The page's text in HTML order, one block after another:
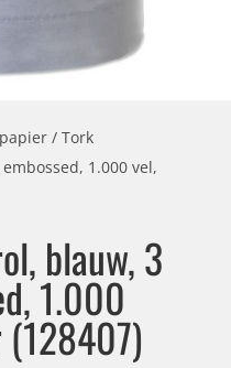
/ Tork
1.000 vel,
blauw, 3
1.000